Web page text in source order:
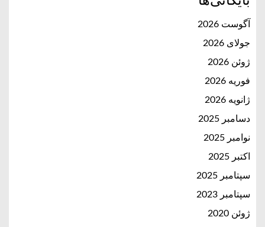
آگوست 2026
جولای 2026
ژوئن 2026
فوریه 2026
ژانویه 2026
دسامبر 2025
نوامبر 2025
اکتبر 2025
سپتامبر 2025
سپتامبر 2023
ژوئن 2020